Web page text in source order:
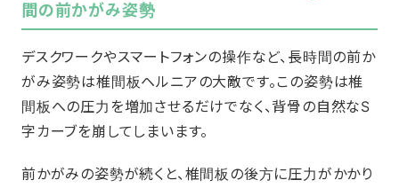
間の前かがみ姿勢
デスクワークやスマートフォンの操作など、長時間の前か
がみ姿勢は椎間板ヘルニアの大敵です。この姿勢は椎
間板への圧力を増加させるだけでなく、背骨の自然なS
字カーブを崩してしまいます。
前かがみの姿勢が続くと、椎間板の後方に圧力がかかり